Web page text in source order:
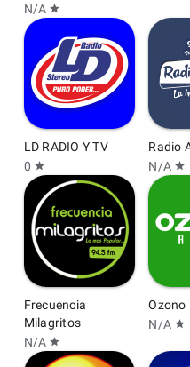
N/A star
LD RADIO Y TV
0 star
Radio
N/A star
Frecuencia
Milagritos
N/A star
Ozono
N/A star